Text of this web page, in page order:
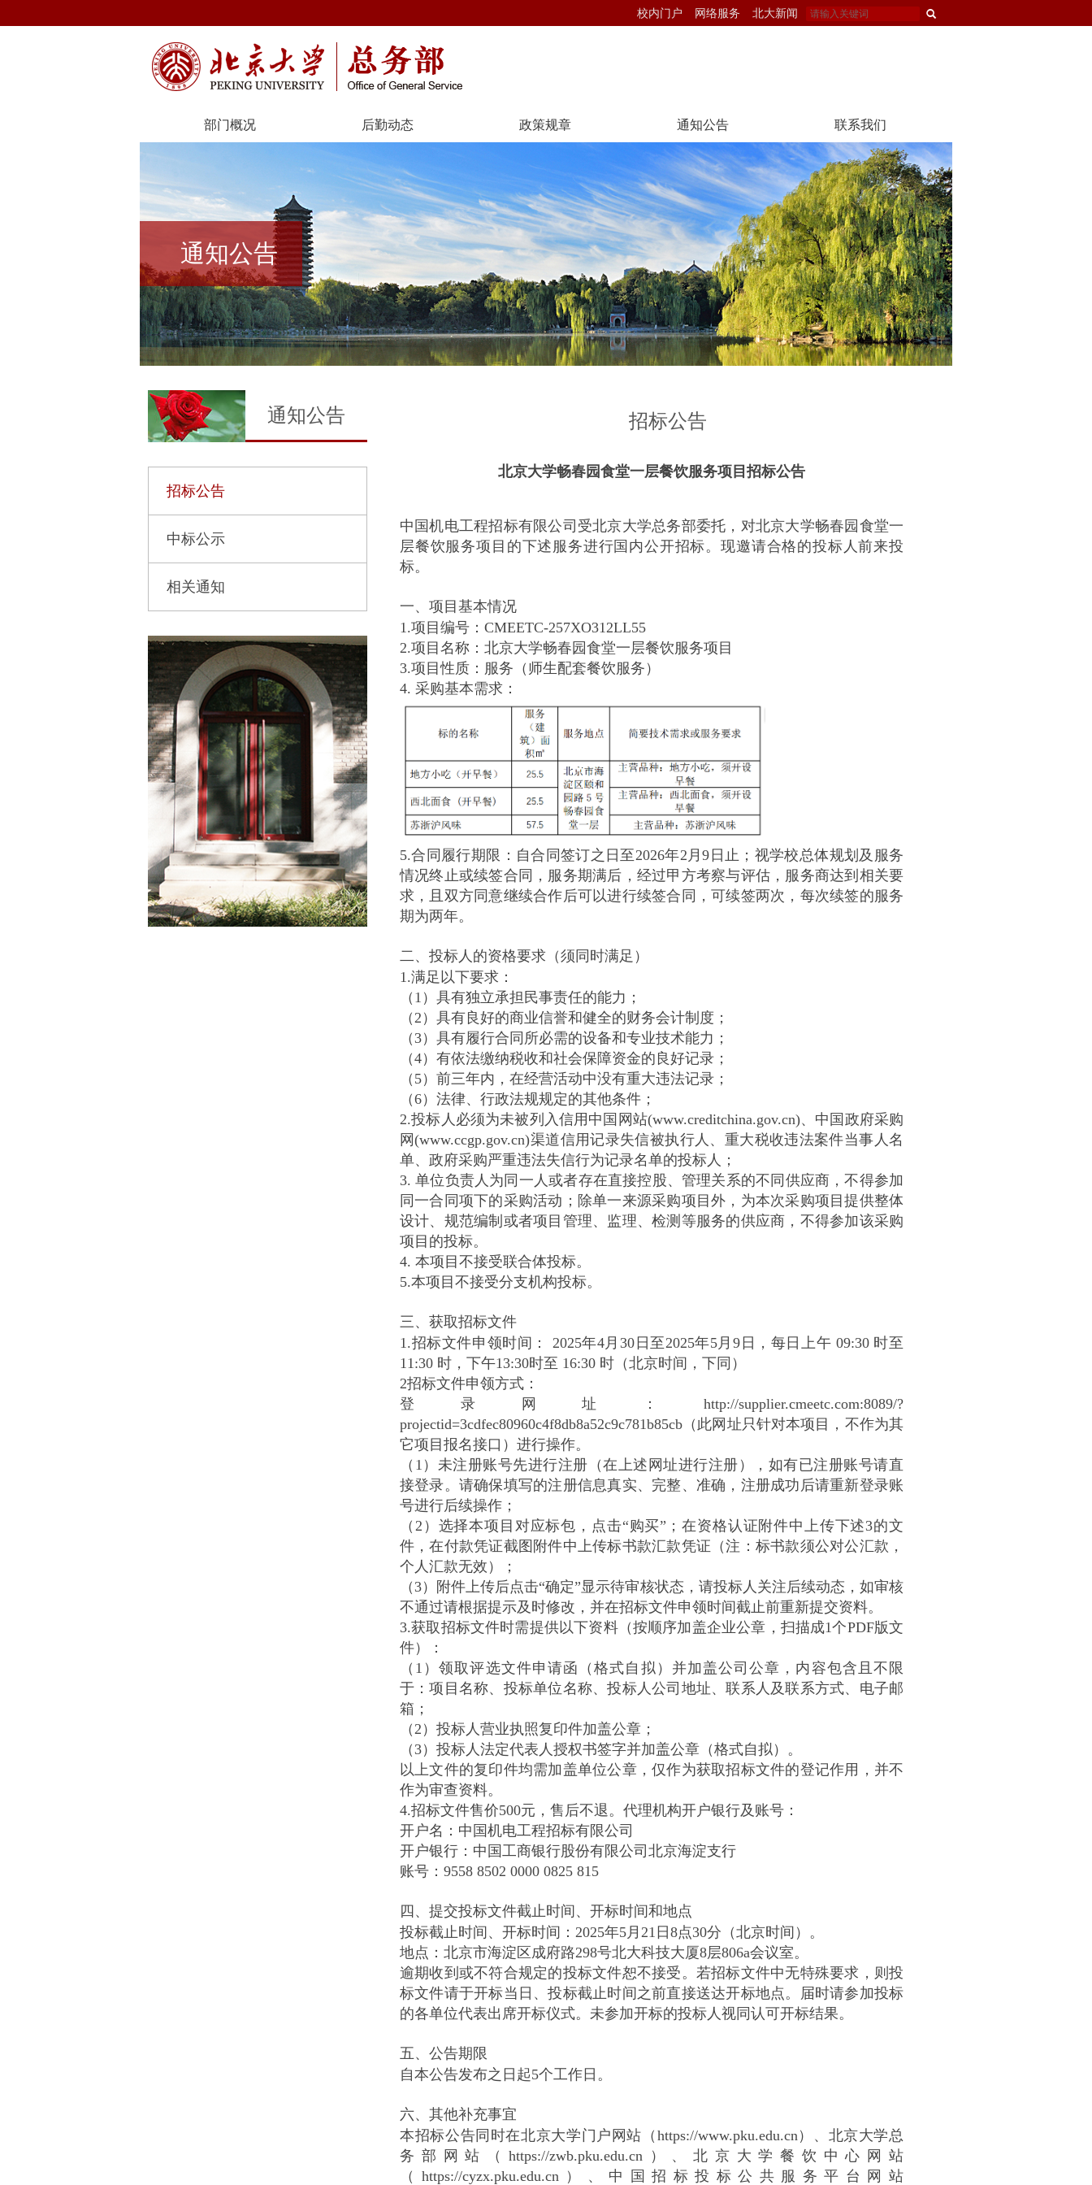
校内门户 网络服务 北大新闻
部门概况 后勤动态 政策规章 通知公告 联系我们
通知公告
通知公告
招标公告
中标公示
相关通知
招标公告
北京大学畅春园食堂一层餐饮服务项目招标公告
中国机电工程招标有限公司受北京大学总务部委托，对北京大学畅春园食堂一
层餐饮服务项目的下述服务进行国内公开招标。现邀请合格的投标人前来投
标。
一、项目基本情况
1.项目编号：CMEETC-257XO312LL55
2.项目名称：北京大学畅春园食堂一层餐饮服务项目
3.项目性质：服务（师生配套餐饮服务）
4. 采购基本需求：
5.合同履行期限：自合同签订之日至2026年2月9日止；视学校总体规划及服务
情况终止或续签合同，服务期满后，经过甲方考察与评估，服务商达到相关要
求，且双方同意继续合作后可以进行续签合同，可续签两次，每次续签的服务
期为两年。
二、投标人的资格要求（须同时满足）
1.满足以下要求：
（1）具有独立承担民事责任的能力；
（2）具有良好的商业信誉和健全的财务会计制度；
（3）具有履行合同所必需的设备和专业技术能力；
（4）有依法缴纳税收和社会保障资金的良好记录；
（5）前三年内，在经营活动中没有重大违法记录；
（6）法律、行政法规规定的其他条件；
2.投标人必须为未被列入信用中国网站(www.creditchina.gov.cn)、中国政府采购
网(www.ccgp.gov.cn)渠道信用记录失信被执行人、重大税收违法案件当事人名
单、政府采购严重违法失信行为记录名单的投标人；
3. 单位负责人为同一人或者存在直接控股、管理关系的不同供应商，不得参加
同一合同项下的采购活动；除单一来源采购项目外，为本次采购项目提供整体
设计、规范编制或者项目管理、监理、检测等服务的供应商，不得参加该采购
项目的投标。
4. 本项目不接受联合体投标。
5.本项目不接受分支机构投标。
三、获取招标文件
1.招标文件申领时间： 2025年4月30日至2025年5月9日，每日上午 09:30 时至
11:30 时，下午13:30时至 16:30 时（北京时间，下同）
2招标文件申领方式：
登录网址：http://supplier.cmeetc.com:8089/?
projectid=3cdfec80960c4f8db8a52c9c781b85cb（此网址只针对本项目，不作为其
它项目报名接口）进行操作。
（1）未注册账号先进行注册（在上述网址进行注册），如有已注册账号请直
接登录。请确保填写的注册信息真实、完整、准确，注册成功后请重新登录账
号进行后续操作；
（2）选择本项目对应标包，点击“购买”；在资格认证附件中上传下述3的文
件，在付款凭证截图附件中上传标书款汇款凭证（注：标书款须公对公汇款，
个人汇款无效）；
（3）附件上传后点击“确定”显示待审核状态，请投标人关注后续动态，如审核
不通过请根据提示及时修改，并在招标文件申领时间截止前重新提交资料。
3.获取招标文件时需提供以下资料（按顺序加盖企业公章，扫描成1个PDF版文
件）：
（1）领取评选文件申请函（格式自拟）并加盖公司公章，内容包含且不限
于：项目名称、投标单位名称、投标人公司地址、联系人及联系方式、电子邮
箱；
（2）投标人营业执照复印件加盖公章；
（3）投标人法定代表人授权书签字并加盖公章（格式自拟）。
以上文件的复印件均需加盖单位公章，仅作为获取招标文件的登记作用，并不
作为审查资料。
4.招标文件售价500元，售后不退。代理机构开户银行及账号：
开户名：中国机电工程招标有限公司
开户银行：中国工商银行股份有限公司北京海淀支行
账号：9558 8502 0000 0825 815
四、提交投标文件截止时间、开标时间和地点
投标截止时间、开标时间：2025年5月21日8点30分（北京时间）。
地点：北京市海淀区成府路298号北大科技大厦8层806a会议室。
逾期收到或不符合规定的投标文件恕不接受。若招标文件中无特殊要求，则投
标文件请于开标当日、投标截止时间之前直接送达开标地点。届时请参加投标
的各单位代表出席开标仪式。未参加开标的投标人视同认可开标结果。
五、公告期限
自本公告发布之日起5个工作日。
六、其他补充事宜
本招标公告同时在北京大学门户网站（https://www.pku.edu.cn）、北京大学总
务部网站（https://zwb.pku.edu.cn）、北京大学餐饮中心网站
（https://cyzx.pku.edu.cn）、中国招标投标公共服务平台网站